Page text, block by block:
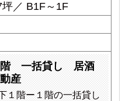
坪／ B1F～1F
階 一括貸し 居酒
産
１階ー１階の一括貸し